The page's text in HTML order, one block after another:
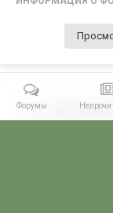
Форумы